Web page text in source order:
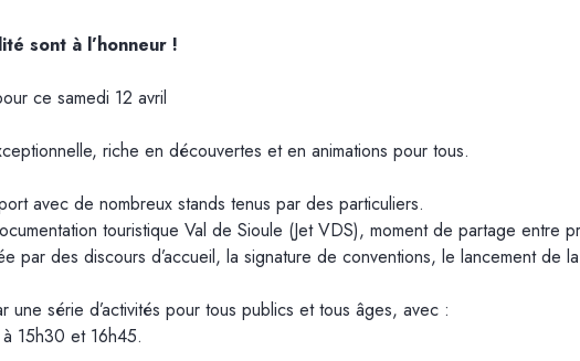
sont à l’honneur !
ce samedi 12 avril
riche en découvertes et en animations pour tous.
avec de nombreux stands tenus par des particuliers.
touristique Val de Sioule (Jet VDS), moment de partage entre
des discours d’accueil, la signature de conventions, le lancement de
une série d’activités pour tous publics et tous âges, avec :
15h30 et 16h45.